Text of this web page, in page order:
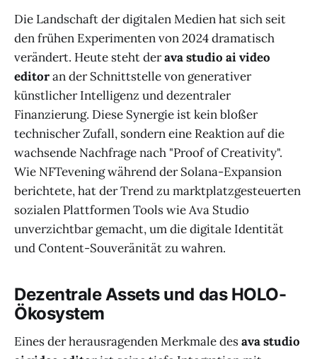
Die Landschaft der digitalen Medien hat sich seit
den frühen Experimenten von 2024 dramatisch
verändert. Heute steht derava studio ai video
editoran der Schnittstelle von generativer
künstlicher Intelligenz und dezentraler
Finanzierung. Diese Synergie ist kein bloßer
technischer Zufall, sondern eine Reaktion auf die
wachsende Nachfrage nach "Proof of Creativity".
Wie NFTevening während der Solana-Expansion
berichtete, hat der Trend zu marktplatzgesteuerten
sozialen Plattformen Tools wie Ava Studio
unverzichtbar gemacht, um die digitale Identität
und Content-Souveränität zu wahren.
Dezentrale Assets und das HOLO-
Ökosystem
Eines der herausragenden Merkmale desava studio